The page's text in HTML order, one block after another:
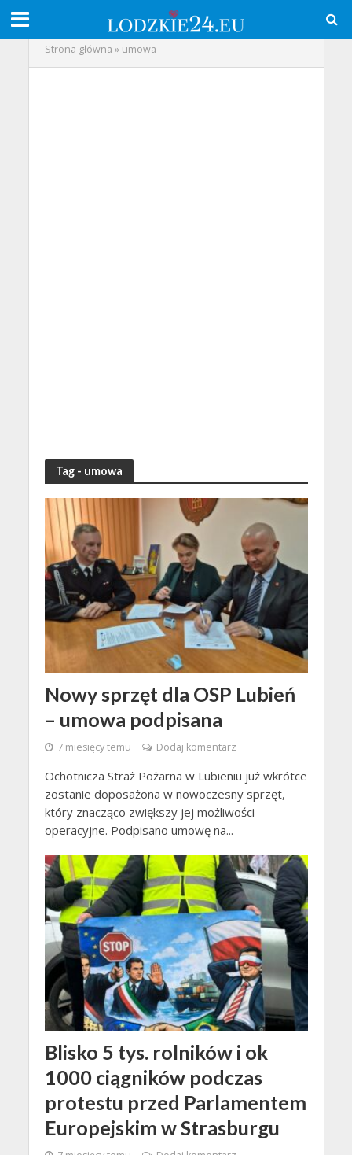
Strona główna » umowa
Tag - umowa
Nowy sprzęt dla OSP Lubień
– umowa podpisana
7 miesięcy temu Dodaj komentarz
Ochotnicza Straż Pożarna w Lubieniu już wkrótce
zostanie doposażona w nowoczesny sprzęt,
który znacząco zwiększy jej możliwości
operacyjne. Podpisano umowę na...
Blisko 5 tys. rolników i ok
1000 ciągników podczas
protestu przed Parlamentem
Europejskim w Strasburgu